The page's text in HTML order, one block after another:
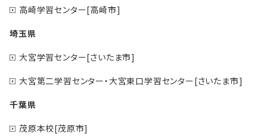
高崎学習センター[高崎市]
埼玉県
大宮学習センター[さいたま市]
大宮第二学習センター・大宮東口学習センター[さいたま市]
千葉県
茂原本校[茂原市]